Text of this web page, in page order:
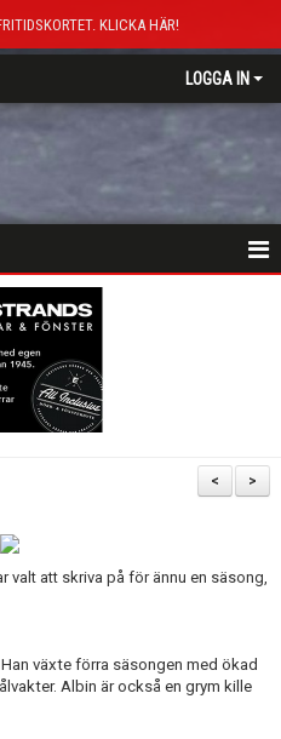
KLICKA HÄR!
LOGGA IN
>
<
valt att skriva på för ännu en säsong,
växte förra säsongen med ökad
Albin är också en grym kille